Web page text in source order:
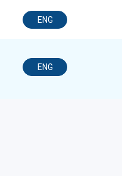
ENG
ENG